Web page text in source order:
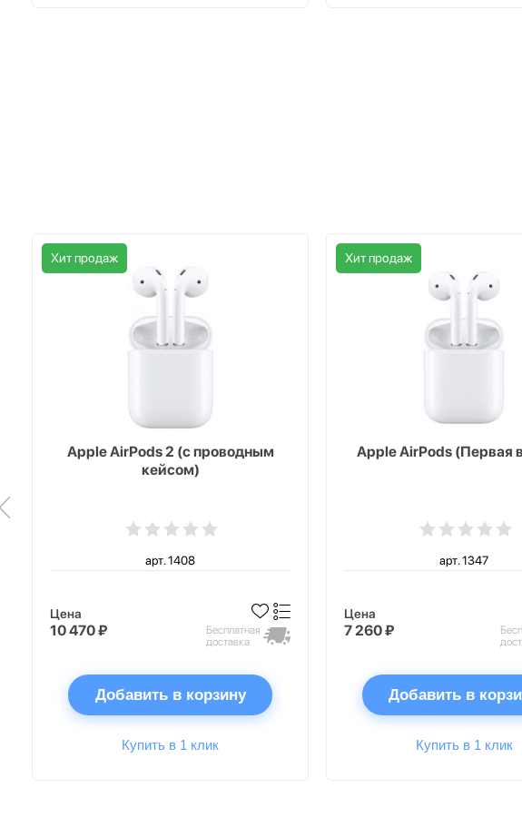
Хит продаж
Apple AirPods 2 (с проводным
кейсом)
арт. 1408
Цена
10 470 ₽
Бесплатная
доставка
Добавить в корзину
Купить в 1 клик
Хит продаж
Apple AirPods (Первая
арт. 1347
Цена
7 260 ₽
Добавить в
Купить в 1 клик